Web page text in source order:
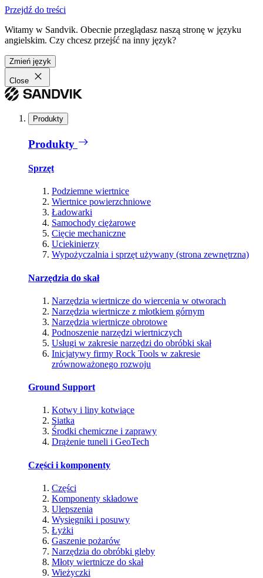
Przejdź do treści
Witamy w Sandvik. Obecnie przeglądasz naszą stronę w języku
angielskim. Czy chcesz przejść na inny język?
Zmień język
Close
Produkty
Produkty
Sprzęt
Podziemne wiertnice
Wiertnice powierzchniowe
Ładowarki
Samochody ciężarowe
Cięcie mechaniczne
Uciekinierzy
Wypożyczalnia i sprzęt używany (strona zewnętrzna)
Narzędzia do skał
Narzędzia wiertnicze do wiercenia w otworach
Narzędzia wiertnicze z młotkiem górnym
Narzędzia wiertnicze obrotowe
Podnoszenie narzędzi wiertniczych
Usługi w zakresie narzędzi do obróbki skał
Inicjatywy firmy Rock Tools w zakresie
zrównoważonego rozwoju
Ground Support
Kotwy i liny kotwiące
Siatka
Środki chemiczne i zaprawy
Drążenie tuneli i GeoTech
Części i komponenty
Części
Komponenty składowe
Ulepszenia
Wysięgniki i posuwy
Łyżki
Gaszenie pożarów
Narzędzia do obróbki gleby
Młoty wiertnicze do skał
Wieżyczki